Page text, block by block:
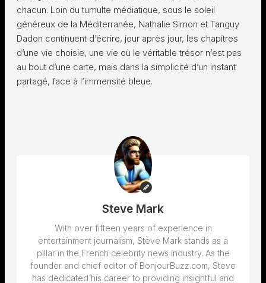
chacun. Loin du tumulte médiatique, sous le soleil
généreux de la Méditerranée, Nathalie Simon et Tanguy
Dadon continuent d’écrire, jour après jour, les chapitres
d’une vie choisie, une vie où le véritable trésor n’est pas
au bout d’une carte, mais dans la simplicité d’un instant
partagé, face à l’immensité bleue.
Steve Mark
With over fifteen years of experience in
entertainment journalism, Steve Mark stands as a
pillar in the French celebrity news industry. As the
founder and chief editor of BonjourBuzz.com, Steve
has dedicated his career to providing insightful and